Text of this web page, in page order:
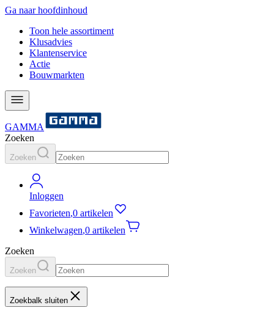
Ga naar hoofdinhoud
Toon hele assortiment
Klusadvies
Klantenservice
Actie
Bouwmarkten
GAMMA
Zoeken
Zoeken
Inloggen
Favorieten,0 artikelen
Winkelwagen,0 artikelen
Zoeken
Zoeken
Zoekbalk sluiten